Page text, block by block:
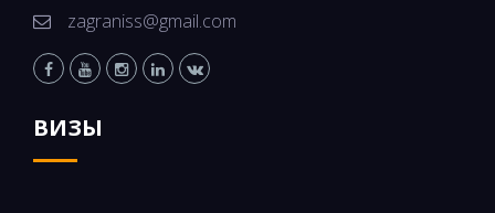
zagraniss@gmail.com
ВИЗЫ